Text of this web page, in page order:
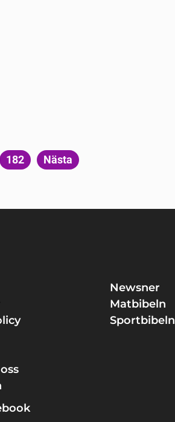
Sida
182 Nästa
Newsner
Matbibeln
Sportbibeln